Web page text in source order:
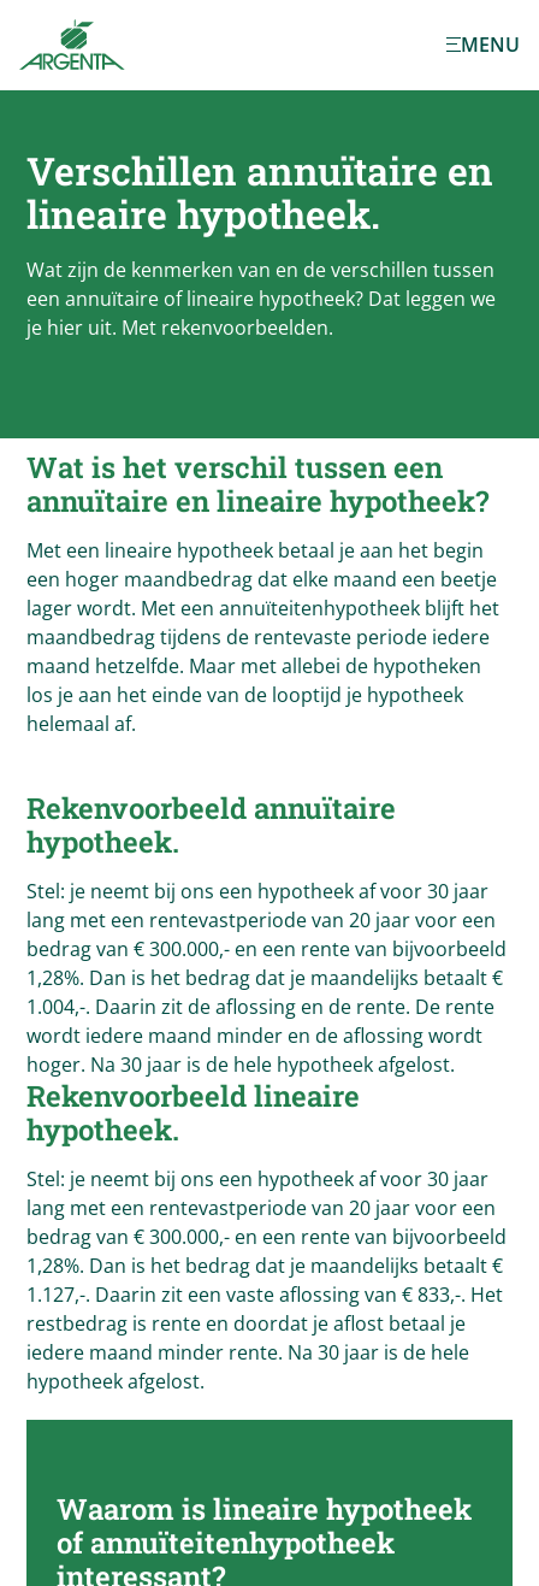
Ga naar de
hoofdinhoud
MENU
Verschillen annuïtaire en
lineaire hypotheek.
Wat zijn de kenmerken van en de verschillen tussen
een annuïtaire of lineaire hypotheek? Dat leggen we
je hier uit. Met rekenvoorbeelden.
Wat is het verschil tussen een
annuïtaire en lineaire hypotheek?
Met een lineaire hypotheek betaal je aan het begin
een hoger maandbedrag dat elke maand een beetje
lager wordt. Met een annuïteitenhypotheek blijft het
maandbedrag tijdens de rentevaste periode iedere
maand hetzelfde. Maar met allebei de hypotheken
los je aan het einde van de looptijd je hypotheek
helemaal af.
Rekenvoorbeeld annuïtaire
hypotheek.
Stel: je neemt bij ons een hypotheek af voor 30 jaar
lang met een rentevastperiode van 20 jaar voor een
bedrag van € 300.000,- en een rente van bijvoorbeeld
1,28%. Dan is het bedrag dat je maandelijks betaalt €
1.004,-. Daarin zit de aflossing en de rente. De rente
wordt iedere maand minder en de aflossing wordt
hoger. Na 30 jaar is de hele hypotheek afgelost.
Rekenvoorbeeld lineaire
hypotheek.
Stel: je neemt bij ons een hypotheek af voor 30 jaar
lang met een rentevastperiode van 20 jaar voor een
bedrag van € 300.000,- en een rente van bijvoorbeeld
1,28%. Dan is het bedrag dat je maandelijks betaalt €
1.127,-. Daarin zit een vaste aflossing van € 833,-. Het
restbedrag is rente en doordat je aflost betaal je
iedere maand minder rente. Na 30 jaar is de hele
hypotheek afgelost.
Waarom is lineaire hypotheek
of annuïteitenhypotheek
interessant?